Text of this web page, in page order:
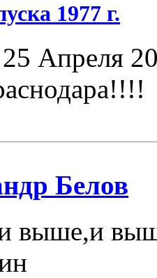
1977 г.
25 Апреля
Белов
выше,и